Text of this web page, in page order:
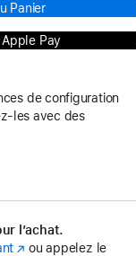
Panier
Pay
de configuration
les avec des
l’achat.
(s’ouvre
ou appelez le